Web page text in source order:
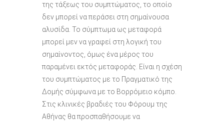
της τάξεως του συμπτώματος, το οποίο
δεν μπορεί να περάσει στη σημαίνουσα
αλυσίδα. Το σύμπτωμα ως μεταφορά
μπορεί μεν να γραφεί στη λογική του
σημαίνοντος, όμως ένα μέρος του
παραμένει εκτός μεταφοράς. Είναι η σχέση
του συμπτώματος με το Πραγματικό της
Δομής σύμφωνα με το Βορρόμειο κόμπο.
Στις κλινικές βραδιές του Φόρουμ της
Αθήνας θα προσπαθήσουμε να